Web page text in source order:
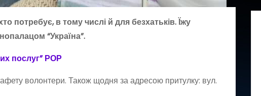
потребує, в тому числі й для безхатьків. Їжу
“Україна”.
послуг” РОР
волонтери. Також щодня за адресою притулку: вул.